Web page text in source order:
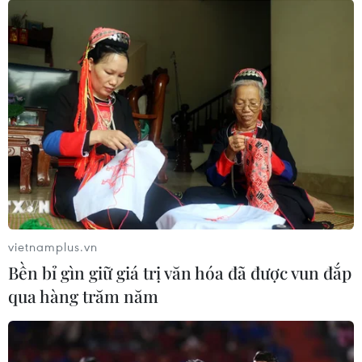
trong cuộc đua hút đầu tư xe điện
18/07/2026 13:38
Mỹ buộc Tesla phải sửa lỗi đèn pha
gây chói cho gần 20.000 xe
17/07/2026 05:42
Xem thêm
CƠ QUAN CHỦ QUẢN: THÔNG TẤN XÃ VIỆT NAM
vietnamplus.vn
Bền bỉ gìn giữ giá trị văn hóa đã được vun đắp
qua hàng trăm năm